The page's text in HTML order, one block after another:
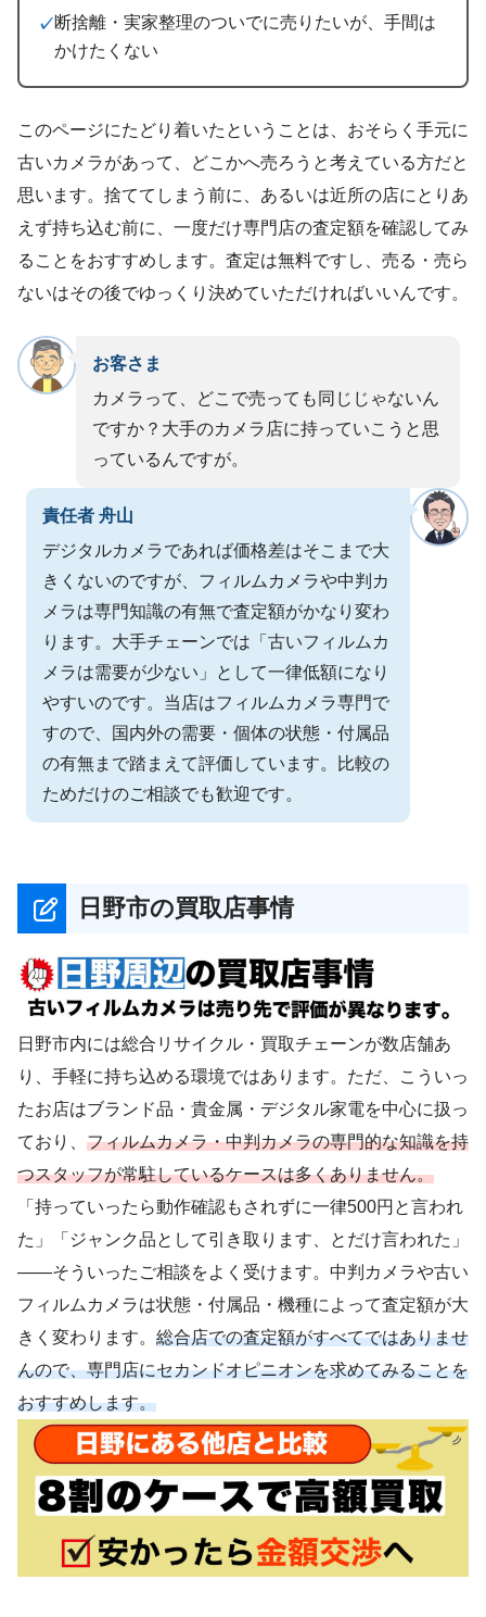
断捨離・実家整理のついでに売りたいが、手間は
かけたくない
このページにたどり着いたということは、おそらく手元に
古いカメラがあって、どこかへ売ろうと考えている方だと
思います。捨ててしまう前に、あるいは近所の店にとりあ
えず持ち込む前に、一度だけ専門店の査定額を確認してみ
ることをおすすめします。査定は無料ですし、売る・売ら
ないはその後でゆっくり決めていただければいいんです。
お客さま
カメラって、どこで売っても同じじゃないん
ですか？大手のカメラ店に持っていこうと思
っているんですが。
責任者 舟山
デジタルカメラであれば価格差はそこまで大
きくないのですが、フィルムカメラや中判カ
メラは専門知識の有無で査定額がかなり変わ
ります。大手チェーンでは「古いフィルムカ
メラは需要が少ない」として一律低額になり
やすいのです。当店はフィルムカメラ専門で
すので、国内外の需要・個体の状態・付属品
の有無まで踏まえて評価しています。比較の
ためだけのご相談でも歓迎です。
日野市の買取店事情
日野市内には総合リサイクル・買取チェーンが数店舗あ
り、手軽に持ち込める環境ではあります。ただ、こういっ
たお店はブランド品・貴金属・デジタル家電を中心に扱っ
ており、 フィルムカメラ・中判カメラの専門的な知識を持
つスタッフが常駐しているケースは多くありません。
「持っていったら動作確認もされずに一律500円と言われ
た」「ジャンク品として引き取ります、とだけ言われた」
——そういったご相談をよく受けます。中判カメラや古い
フィルムカメラは状態・付属品・機種によって査定額が大
きく変わります。 総合店での査定額がすべてではありませ
んので、専門店にセカンドオピニオンを求めてみることを
おすすめします。